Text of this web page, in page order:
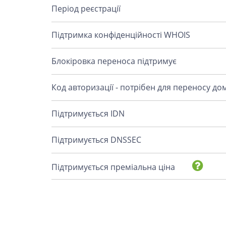
Період реєстрації
Підтримка конфіденційності WHOIS
Блокіровка переноса підтримує
Код авторизації - потрібен для переносу
Підтримується IDN
Підтримується DNSSEC
Підтримується преміальна ціна